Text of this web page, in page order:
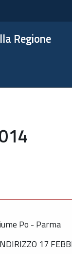
Regione
Po - Parma
17